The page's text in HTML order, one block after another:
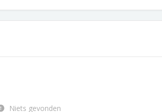
Niets gevonden